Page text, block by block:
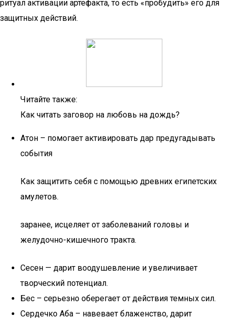
ритуал активации артефакта, то есть «пробудить» его для
защитных действий.
Читайте также:
Как читать заговор на любовь на дождь?
Атон – помогает активировать дар предугадывать
события
Как защитить себя с помощью древних египетских
амулетов.
заранее, исцеляет от заболеваний головы и
желудочно-кишечного тракта.
Сесен — дарит воодушевление и увеличивает
творческий потенциал.
Бес – серьезно оберегает от действия темных сил.
Сердечко Аба – навевает блаженство, дарит